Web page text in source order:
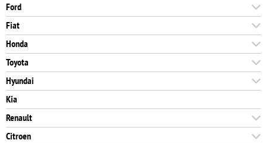
Ford
Fiat
Honda
Toyota
Hyundai
Kia
Renault
Citroen